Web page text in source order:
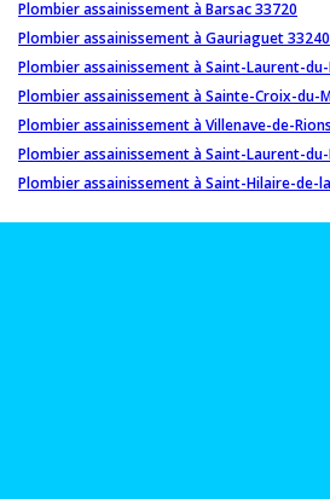
Plombier assainissement à Barsac 33720
Plombier assainissement à Gauriaguet 33240
Plombier assainissement à Saint-Laurent-du-
Plombier assainissement à Sainte-Croix-du-
Plombier assainissement à Villenave-de-
Plombier assainissement à Saint-Laurent-
Plombier assainissement à Saint-Hilaire-de-